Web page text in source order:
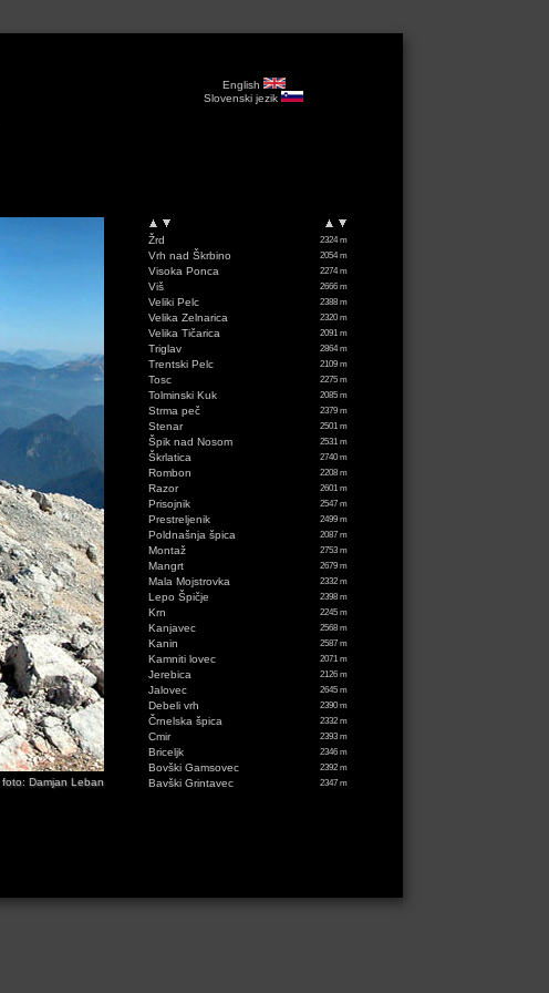
English
Slovenski jezik
foto: Damjan Leban
Žrd 2324 m
Vrh nad Škrbino 2054 m
Visoka Ponca 2274 m
Viš 2666 m
Veliki Pelc 2388 m
Velika Zelnarica 2320 m
Velika Tičarica 2091 m
Triglav 2864 m
Trentski Pelc 2109 m
Tosc 2275 m
Tolminski Kuk 2085 m
Strma peč 2379 m
Stenar 2501 m
Špik nad Nosom 2531 m
Škrlatica 2740 m
Rombon 2208 m
Razor 2601 m
Prisojnik 2547 m
Prestreljenik 2499 m
Poldnašnja špica 2087 m
Montaž 2753 m
Mangrt 2679 m
Mala Mojstrovka 2332 m
Lepo Špičje 2398 m
Krn 2245 m
Kanjavec 2568 m
Kanin 2587 m
Kamniti lovec 2071 m
Jerebica 2126 m
Jalovec 2645 m
Debeli vrh 2390 m
Črnelska špica 2332 m
Cmir 2393 m
Briceljk 2346 m
Bovški Gamsovec 2392 m
Bavški Grintavec 2347 m